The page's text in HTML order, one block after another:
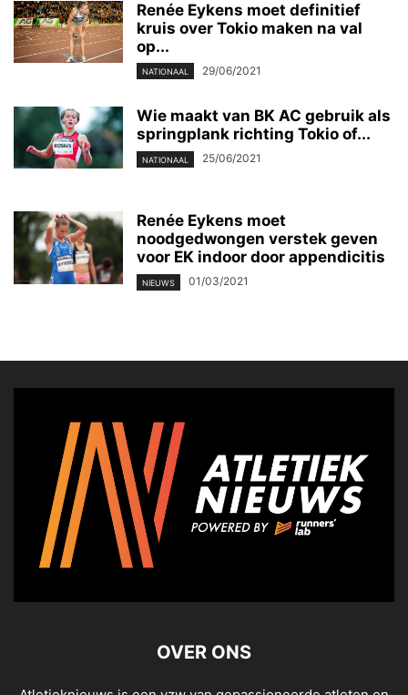
Renée Eykens moet definitief
kruis over Tokio maken na val
op...
NATIONAAL 29/06/2021
Wie maakt van BK AC gebruik als
springplank richting Tokio of...
NATIONAAL 25/06/2021
Renée Eykens moet
noodgedwongen verstek geven
voor EK indoor door appendicitis
NIEUWS 01/03/2021
OVER ONS